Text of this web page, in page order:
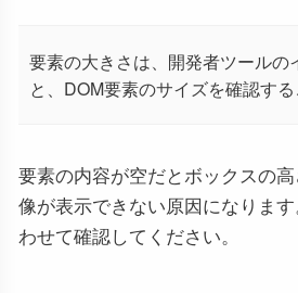
要素の大きさは、開発者ツールの
と、DOM要素のサイズを確認する
要素の内容が空だとボックスの
像が表示できない原因になりま
わせて確認してください。